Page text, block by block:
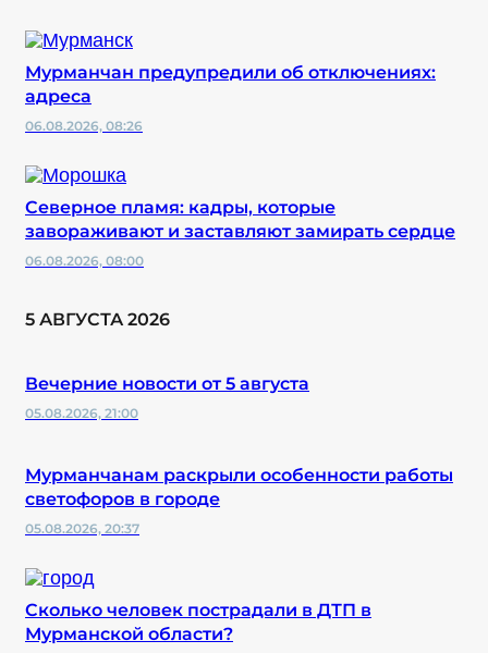
Мурманчан предупредили об отключениях:
адреса
06.08.2026, 08:26
Северное пламя: кадры, которые
завораживают и заставляют замирать сердце
06.08.2026, 08:00
5 АВГУСТА 2026
Вечерние новости от 5 августа
05.08.2026, 21:00
Мурманчанам раскрыли особенности работы
светофоров в городе
05.08.2026, 20:37
Сколько человек пострадали в ДТП в
Мурманской области?